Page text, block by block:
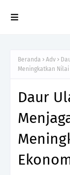
Beranda Adv
Meningkatkan Nilai
Daur